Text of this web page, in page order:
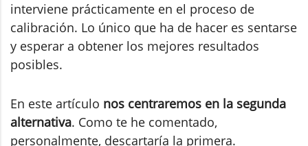
interviene prácticamente en el proceso de
calibración. Lo único que ha de hacer es sentarse
y esperar a obtener los mejores resultados
posibles.
En este artículo nos centraremos en la segunda
alternativa. Como te he comentado,
personalmente, descartaría la primera.